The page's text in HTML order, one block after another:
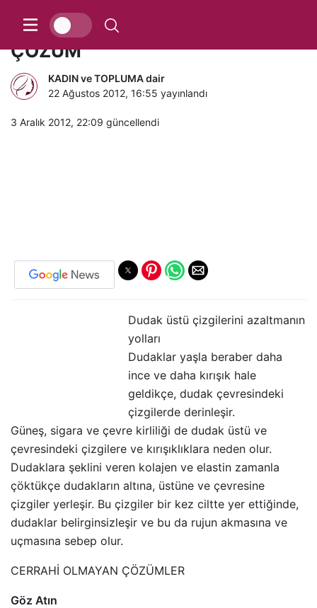
DUDAK KIRIŞIKLIKLARINA
ÇÖZÜM
KADIN ve TOPLUMA dair
22 Ağustos 2012, 16:55 yayınlandı
3 Aralık 2012, 22:09 güncellendi
Dudak üstü çizgilerini azaltmanın
yolları
Dudaklar yaşla beraber daha
ince ve daha kırışık hale
geldikçe, dudak çevresindeki
çizgilerde derinleşir.
Güneş, sigara ve çevre kirliliği de dudak üstü ve
çevresindeki çizgilere ve kırışıklıklara neden olur.
Dudaklara şeklini veren kolajen ve elastin zamanla
çöktükçe dudakların altına, üstüne ve çevresine
çizgiler yerleşir. Bu çizgiler bir kez ciltte yer ettiğinde,
dudaklar belirginsizleşir ve bu da rujun akmasına ve
uçmasına sebep olur.
CERRAHİ OLMAYAN ÇÖZÜMLER
Göz Atın